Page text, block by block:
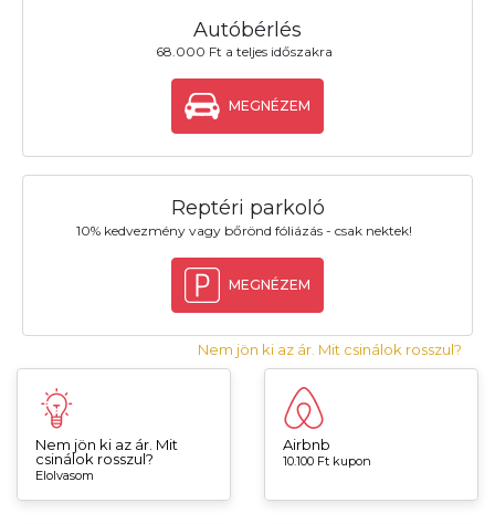
Autóbérlés
68.000 Ft a teljes időszakra
MEGNÉZEM
Reptéri parkoló
10% kedvezmény vagy bőrönd fóliázás - csak nektek!
MEGNÉZEM
Nem jön ki az ár. Mit csinálok rosszul?
Nem jön ki az ár. Mit
csinálok rosszul?
Elolvasom
Airbnb
10.100 Ft kupon